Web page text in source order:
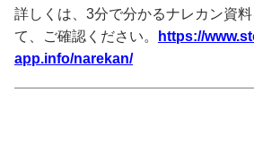
詳しくは、3分で分かるナレカン資
て、ご確認ください。
https://
app.info/narekan/